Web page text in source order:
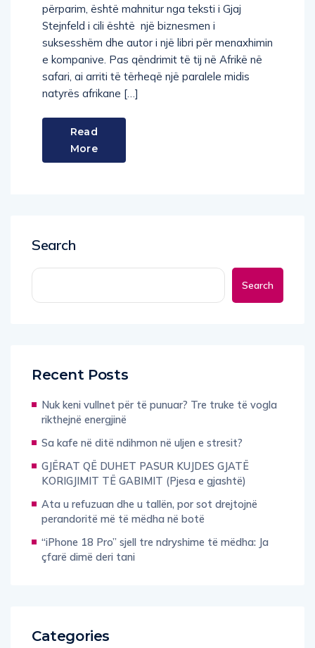
përparim, është mahnitur nga teksti i Gjaj
Stejnfeld i cili është një biznesmen i
suksesshëm dhe autor i një libri për menaxhimin
e kompanive. Pas qëndrimit të tij në Afrikë në
safari, ai arriti të tërheqë një paralele midis
natyrës afrikane […]
Read
More
Search
Search
Recent Posts
Nuk keni vullnet për të punuar? Tre truke të vogla
rikthejnë energjinë
Sa kafe në ditë ndihmon në uljen e stresit?
GJËRAT QË DUHET PASUR KUJDES GJATË
KORIGJIMIT TË GABIMIT (Pjesa e gjashtë)
Ata u refuzuan dhe u tallën, por sot drejtojnë
perandoritë më të mëdha në botë
“iPhone 18 Pro” sjell tre ndryshime të mëdha: Ja
çfarë dimë deri tani
Categories